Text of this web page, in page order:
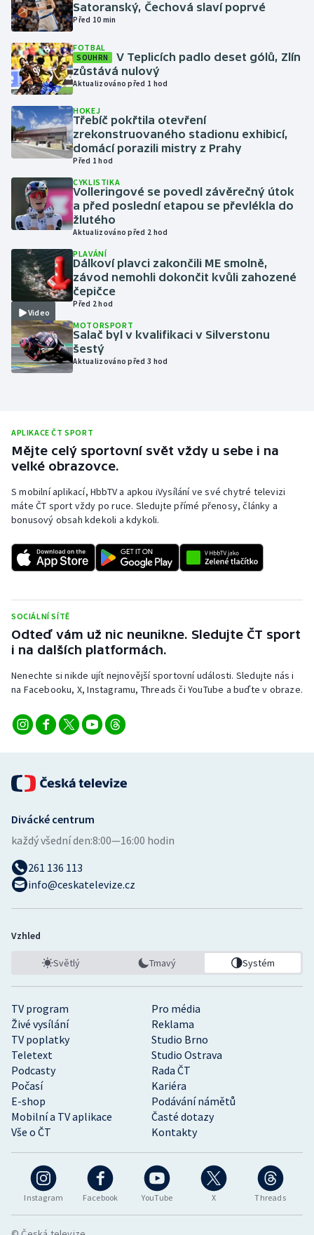
Gymnastika
Házená
Jezdectví
Judo
Krasobruslení
Lezení
Lyže a snowboard
Moderní pětiboj
Motorsport
Olympijské hry
Parasport
Ragby
Rychlostní kanoistika
Short track
Stolní tenis
Triatlon
Veslování
Vodní slalom
Volejbal
Ostatní
Satoranský, Čechová slaví poprvé
Před 10 min
FOTBAL
SOUHRN
V Teplicích padlo deset gólů, Zlín
zůstává nulový
Aktualizováno před 1 hod
HOKEJ
Třebíč pokřtila otevření
zrekonstruovaného stadionu exhibicí,
domácí porazili mistry z Prahy
Před 1 hod
CYKLISTIKA
Volleringové se povedl závěrečný útok
a před poslední etapou se převlékla do
žlutého
Aktualizováno před 2 hod
Video
PLAVÁNÍ
Dálkoví plavci zakončili ME smolně,
závod nemohli dokončit kvůli zahozené
čepičce
Před 2 hod
MOTORSPORT
Salač byl v kvalifikaci v Silverstonu
šestý
Aktualizováno před 3 hod
APLIKACE ČT SPORT
Mějte celý sportovní svět vždy u sebe i na
velké obrazovce.
S mobilní aplikací, HbbTV a apkou iVysílání ve své chytré televizi
máte ČT sport vždy po ruce. Sledujte přímé přenosy, články a
bonusový obsah kdekoli a kdykoli.
SOCIÁLNÍ SÍTĚ
Odteď vám už nic neunikne. Sledujte ČT sport
i na dalších platformách.
Nenechte si nikde ujít nejnovější sportovní události. Sledujte nás i
na Facebooku, X, Instagramu, Threads či YouTube a buďte v obraze.
Instagram Facebook YouTube X Threads
TV program
Pro média
Živé vysílání
Reklama
TV poplatky
Studio Brno
Teletext
Studio Ostrava
Podcasty
Rada ČT
Počasí
Kariéra
E-shop
Podávání námětů
Mobilní a TV aplikace
Časté dotazy
Vše o ČT
Kontakty
Divácké centrum
každý všední den:8:00—16:00 hodin
261 136 113
info@ceskatelevize.cz
Vzhled
Světlý Tmavý Systém